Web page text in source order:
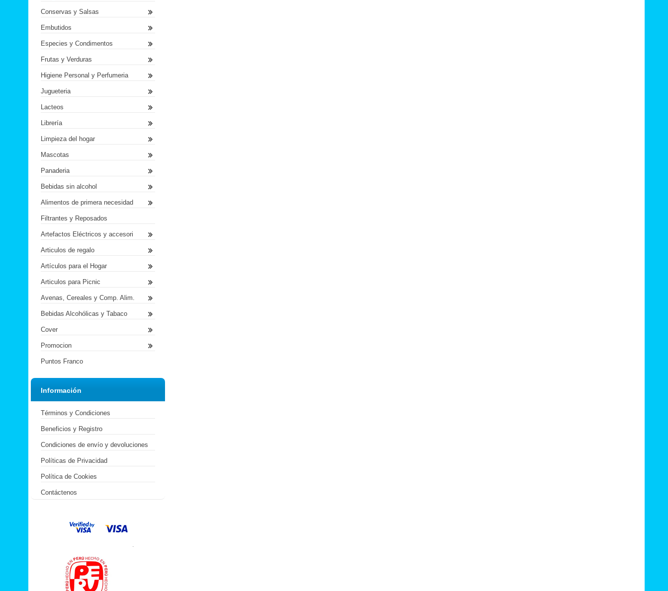
Conservas y Salsas
Embutidos
Especies y Condimentos
Frutas y Verduras
Higiene Personal y Perfumeria
Jugueteria
Lacteos
Librería
Limpieza del hogar
Mascotas
Panaderia
Bebidas sin alcohol
Alimentos de primera necesidad
Filtrantes y Reposados
Artefactos Eléctricos y accesori
Articulos de regalo
Artículos para el Hogar
Articulos para Picnic
Avenas, Cereales y Comp. Alim.
Bebidas Alcohólicas y Tabaco
Cover
Promocion
Puntos Franco
Información
Términos y Condiciones
Beneficios y Registro
Condiciones de envío y devoluciones
Políticas de Privacidad
Política de Cookies
Contáctenos
.